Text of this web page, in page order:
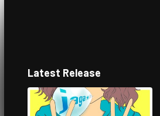
Latest Release